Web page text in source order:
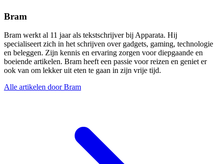
Bram
Bram werkt al 11 jaar als tekstschrijver bij Apparata. Hij
specialiseert zich in het schrijven over gadgets, gaming, technologie
en beleggen. Zijn kennis en ervaring zorgen voor diepgaande en
boeiende artikelen. Bram heeft een passie voor reizen en geniet er
ook van om lekker uit eten te gaan in zijn vrije tijd.
Alle artikelen door Bram